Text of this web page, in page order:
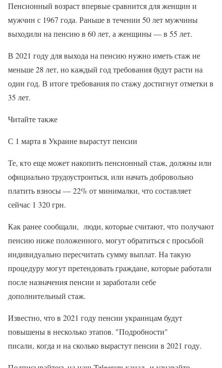
Пенсионный возраст впервые сравнится для женщин и
мужчин с 1967 года. Раньше в течении 50 лет мужчины
выходили на пенсию в 60 лет, а женщины — в 55 лет.
В 2021 году для выхода на пенсию нужно иметь стаж не
меньше 28 лет, но каждый год требования будут расти на
один год. В итоге требования по стажу достигнут отметки в
35 лет.
Читайте также
С 1 марта в Украине вырастут пенсии
Те, кто еще может накопить пенсионный стаж, должны или
официально трудоустроиться, или начать добровольно
платить взносы — 22% от минималки, что составляет
сейчас 1 320 грн.
Как ранее сообщали, люди, которые считают, что получают
пенсию ниже положенного, могут обратиться с просьбой
индивидуально пересчитать сумму выплат. На такую
процедуру могут претендовать граждане, которые работали
после назначения пенсии и заработали себе
дополнительный стаж.
Известно, что в 2021 году пенсии украинцам будут
повышены в несколько этапов. "Подробности"
писали, когда и на сколько вырастут пенсии в 2021 году.